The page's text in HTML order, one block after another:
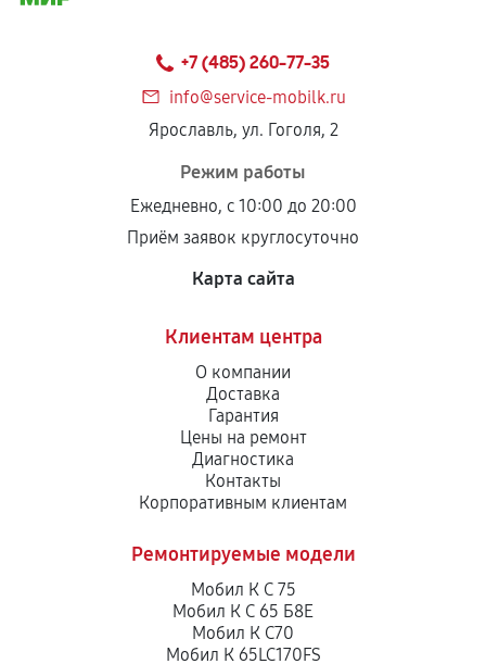
+7 (485) 260-77-35
info@service-mobilk.ru
Ярославль, ул. Гоголя, 2
Режим работы
Ежедневно, с 10:00 до 20:00
Приём заявок круглосуточно
Карта сайта
Клиентам центра
О компании
Доставка
Гарантия
Цены на ремонт
Диагностика
Контакты
Корпоративным клиентам
Ремонтируемые модели
Мобил К С 75
Мобил К С 65 Б8Е
Мобил К С70
Мобил К 65LC170FS